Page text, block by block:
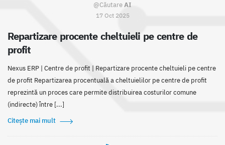
@CăutareAI
17 Oct 2025
Repartizare procente cheltuieli pe centre de
profit
Nexus ERP | Centre de profit | Repartizare procente cheltuieli pe centre
de profit Repartizarea procentuală a cheltuielilor pe centre de profit
reprezintă un proces care permite distribuirea costurilor comune
(indirecte) între [...]
Citește mai mult